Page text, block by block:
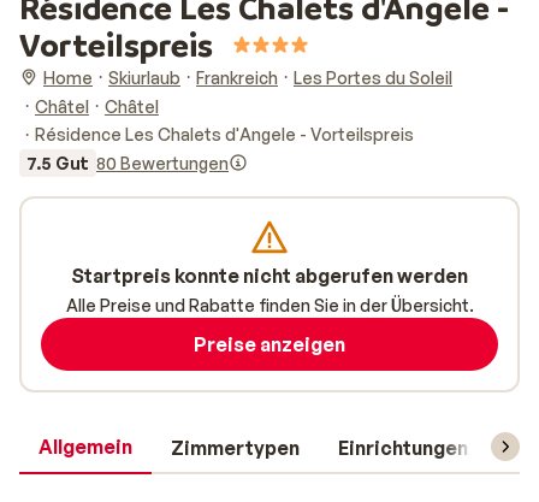
Vorteilspreis
Home Skiurlaub Frankreich
Les Portes du Soleil
Châtel
Châtel
Résidence Les Chalets d'Angele - Vorteilspreis
7.5 Gut 80 Bewertungen
Allgemein Zimmertypen Einrichtungen
Startpreis konnte nicht abgerufen werden
Alle Preise und Rabatte finden Sie in der Übersicht.
Preise anzeigen